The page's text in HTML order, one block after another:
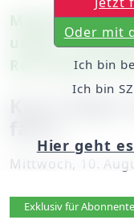
Magstadt:
unklar /
Renningen
Kran kippt
Mittwoch, 10.
Artikel
Exklusiv für
Oder mit
Ich bin
Ich bin
Hier geht